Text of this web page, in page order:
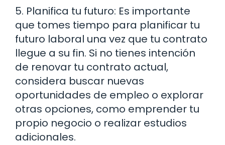
5. Planifica tu futuro: Es importante
que tomes tiempo para planificar tu
futuro laboral una vez que tu contrato
llegue a su fin. Si no tienes intención
de renovar tu contrato actual,
considera buscar nuevas
oportunidades de empleo o explorar
otras opciones, como emprender tu
propio negocio o realizar estudios
adicionales.